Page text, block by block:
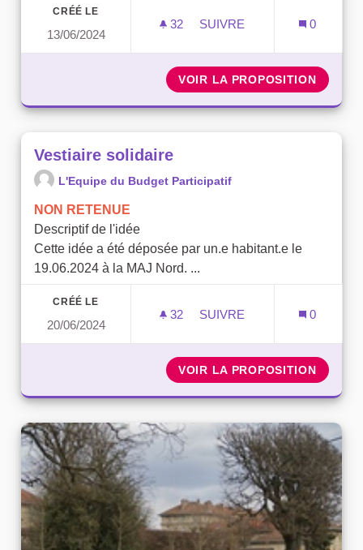
CRÉÉ LE
13/06/2024
32 32 ABONNÉS
SUIVRE
0
VOIR LA PROPOSITION
Vestiaire solidaire
L'Equipe du Budget Participatif
NON RETENUE
Descriptif de l'idée
Cette idée a été déposée par un.e habitant.e le
19.06.2024 à la MAJ Nord. ...
CRÉÉ LE
20/06/2024
32 32 ABONNÉS
SUIVRE
0
VOIR LA PROPOSITION